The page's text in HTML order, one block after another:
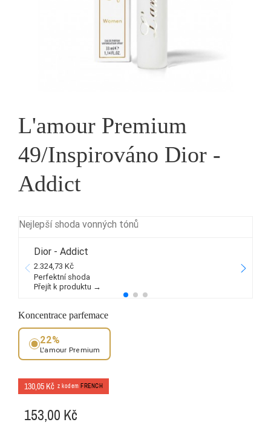
L'amour Premium
49/Inspirováno Dior -
Addict
Nejlepší shoda vonných tónů
Dior - Addict
2.324,73 Kč
Perfektní shoda
Přejít k produktu →
Koncentrace parfemace
22%
L'amour Premium
130,05 Kč z kodem FRENCH
153,00 Kč